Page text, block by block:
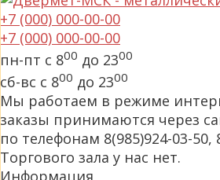
+7 (000) 000-00-00
+7 (000) 000-00-00
пн-пт с 800 до 2300
сб-вс с 800 до 2300
Мы работаем в режиме
заказы принимаются через
по телефонам 8(985)924-03-50,
Торгового зала у нас нет.